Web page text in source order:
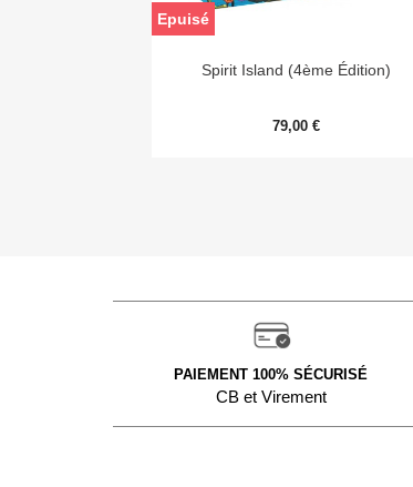
Aperçu rapide
Spirit Island (4ème Édition)
79,00 €
Epuisé
PAIEMENT 100% SÉCURISÉ
CB et Virement